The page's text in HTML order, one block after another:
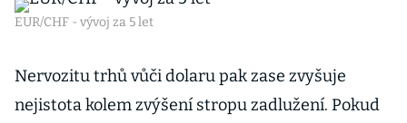
EUR/CHF - vývoj za 5 let
Nervozitu trhů vůči dolaru pak zase zvyšuje
nejistota kolem zvýšení stropu zadlužení. Pokud